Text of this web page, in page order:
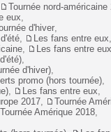
Tournée nord-américaine
eux
d'hiver
Les fans entre eux
Les fans entre eux
d'hiver)
promo (hors tournée)
Les fans entre eux
2017
Tournée
Tournée Amérique 2018